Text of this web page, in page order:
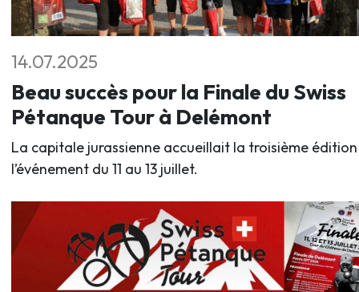
14.07.2025
Beau succès pour la Finale du Swiss
Pétanque Tour à Delémont
La capitale jurassienne accueillait la troisième
l’événement du 11 au 13 juillet.